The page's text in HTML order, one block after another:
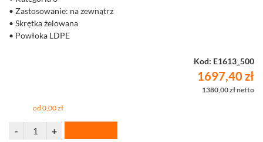
• Zastosowanie: na zewnątrz
• Skrętka żelowana
• Powłoka LDPE
Kod: E1613_500
1697,40 zł
1380,00 zł netto
od 0,00 zł